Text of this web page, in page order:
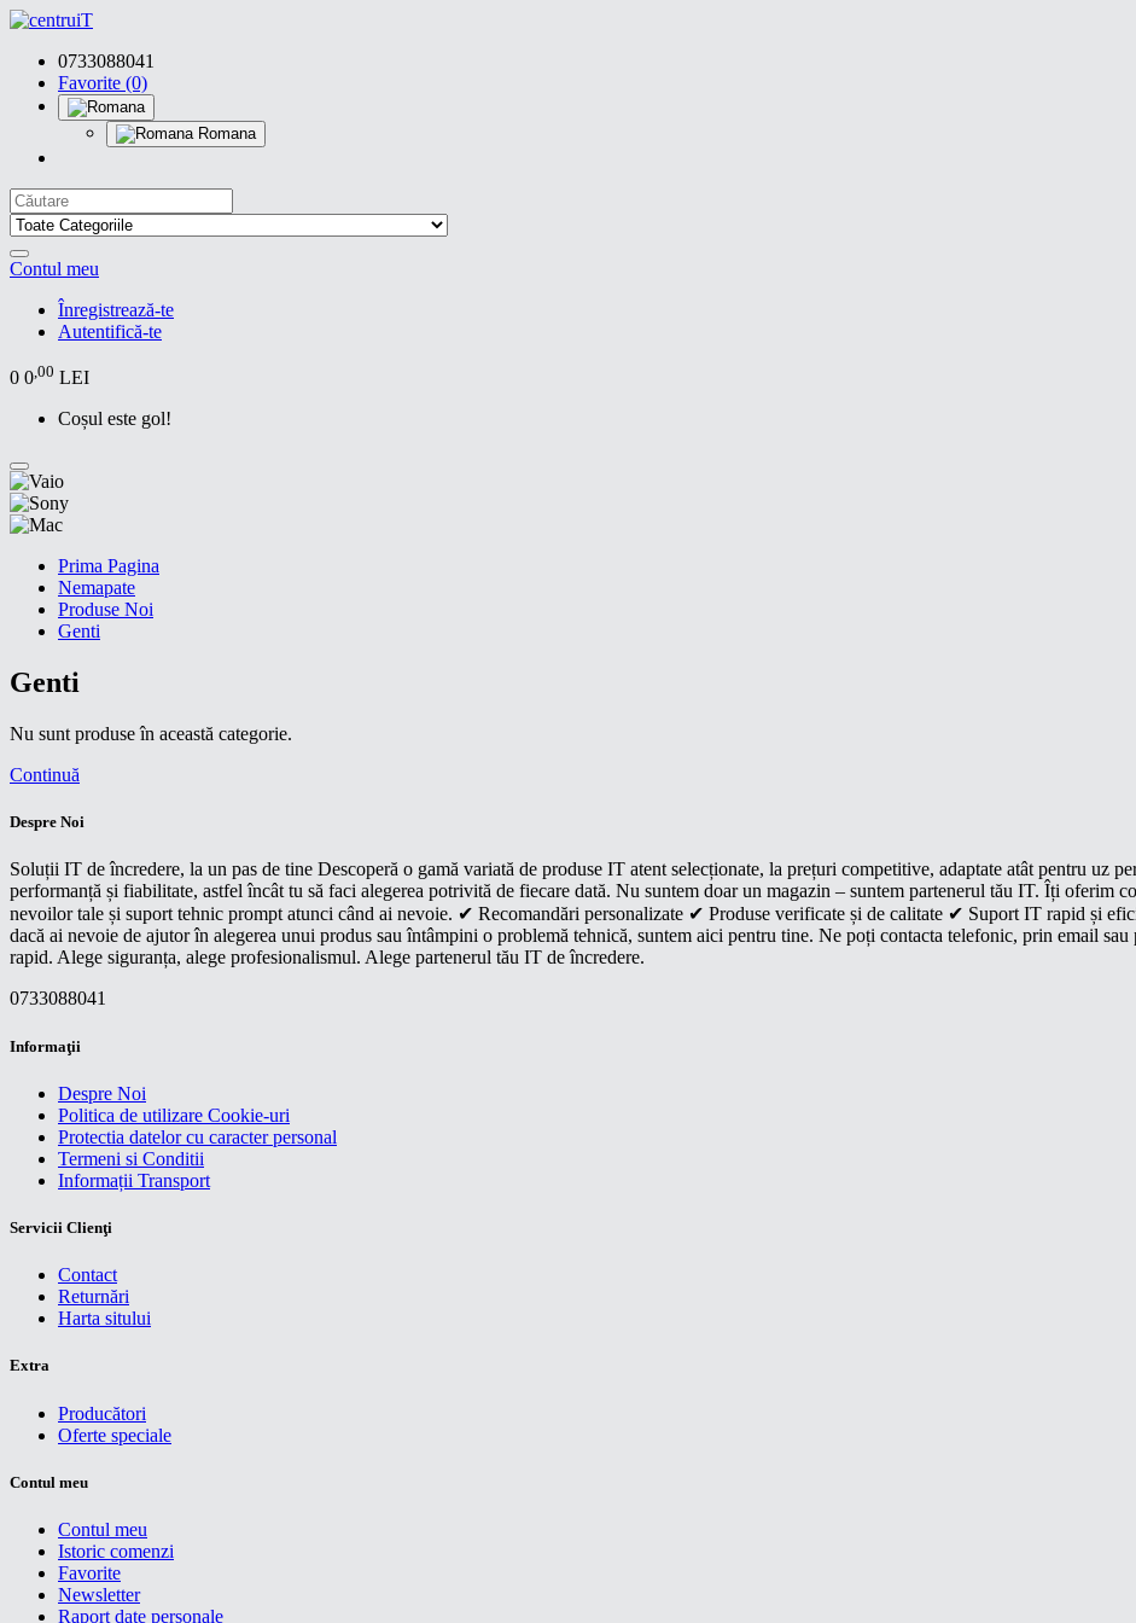
0733088041
Favorite (0)
Romana
Contul meu
Înregistrează-te
Autentifică-te
0 0,00 LEI
Coșul este gol!
Prima Pagina
Nemapate
Produse Noi
Genti
Genti
Nu sunt produse în această categorie.
Continuă
Despre Noi
Soluții IT de încredere, la un pas de tine Descoperă o gamă variată de produse IT atent selecționate, la prețuri competitive, adaptate atât pentru uz
performanță și fiabilitate, astfel încât tu să faci alegerea potrivită de fiecare dată. Nu suntem doar un magazin – suntem partenerul tău IT. Îți oferim
nevoilor tale și suport tehnic prompt atunci când ai nevoie. ✔ Recomandări personalizate ✔ Produse verificate și de calitate ✔ Suport IT rapid și
dacă ai nevoie de ajutor în alegerea unui produs sau întâmpini o problemă tehnică, suntem aici pentru tine. Ne poți contacta telefonic, prin email
rapid. Alege siguranța, alege profesionalismul. Alege partenerul tău IT de încredere.
0733088041
Informaţii
Despre Noi
Politica de utilizare Cookie-uri
Protectia datelor cu caracter personal
Termeni si Conditii
Informații Transport
Servicii Clienţi
Contact
Returnări
Harta sitului
Extra
Producători
Oferte speciale
Contul meu
Contul meu
Istoric comenzi
Favorite
Newsletter
Raport date personale